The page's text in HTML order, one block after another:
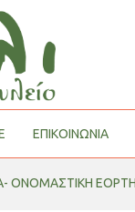
ΕΠΙΚΟΙΝΩΝΙΑ
ΟΝΟΜΑΣΤΙΚΉ ΕΟΡΤΉ